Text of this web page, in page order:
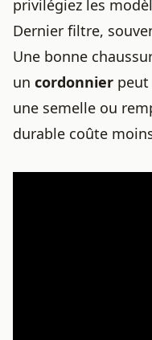
privilégiez les
Dernier filtre,
Une bonne
un cordonnier
une semelle ou
durable coûte